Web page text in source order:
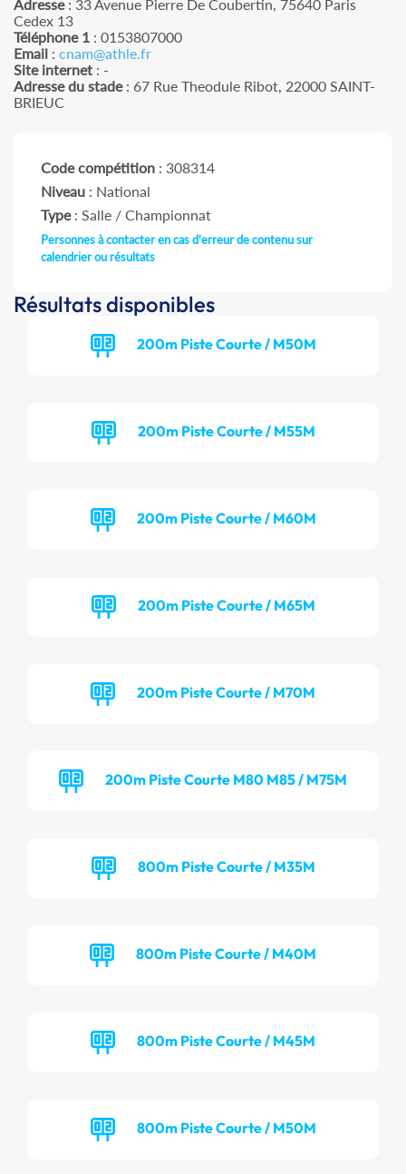
Adresse: 33 Avenue Pierre De Coubertin, 75640 Paris
Cedex 13
Téléphone 1 : 0153807000
Email : cnam@athle.fr
Site internet : -
Adresse du stade: 67 Rue Theodule Ribot, 22000 SAINT-
BRIEUC
Code compétition : 308314
Niveau : National
Type: Salle / Championnat
Personnes à contacter en cas d'erreur de contenu sur
calendrier ou résultats
Résultats disponibles
200m Piste Courte / M50M
200m Piste Courte / M55M
200m Piste Courte / M60M
200m Piste Courte / M65M
200m Piste Courte / M70M
200m Piste Courte M80 M85 / M75M
800m Piste Courte / M35M
800m Piste Courte / M40M
800m Piste Courte / M45M
800m Piste Courte / M50M